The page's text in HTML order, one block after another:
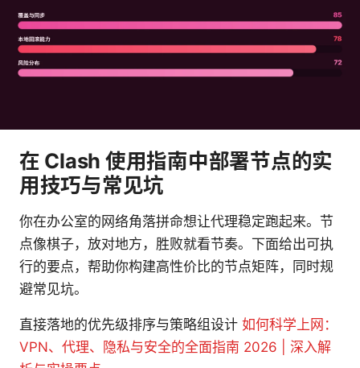
在 Clash 使用指南中部署节点的实
用技巧与常见坑
你在办公室的网络角落拼命想让代理稳定跑起来。节
点像棋子，放对地方，胜败就看节奏。下面给出可执
行的要点，帮助你构建高性价比的节点矩阵，同时规
避常见坑。
直接落地的优先级排序与策略组设计 如何科学上网：
VPN、代理、隐私与安全的全面指南 2026 | 深入解